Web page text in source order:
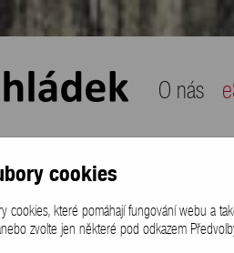
O nás
Přihlášení
eShop>Značky>SHERON>
cookies
cookies, které pomáhají fungování webu a
zvolte jen některé pod odkazem